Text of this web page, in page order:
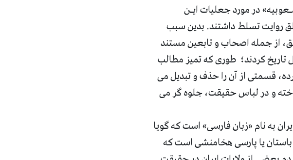
در مورد جعلیات ایـن
روایت تسلط داشتند. بدین سبب
از جمله اصحاب و تابعین مستند
تاریخ کردند؛ طوری که تمیز مطالب
قسمتی از آن را حذف و تبدیل می
و در لباس حقیقت، جلوه گر می
به نام «زبان فارسی» است که گویا
باستان یا پارسی هخامنشی است که